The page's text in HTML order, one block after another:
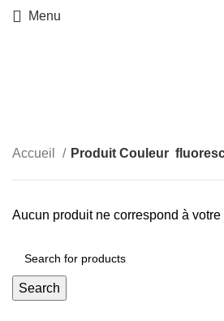
Menu
Accueil Produit Couleur
Aucun produit ne correspond à votre
Search